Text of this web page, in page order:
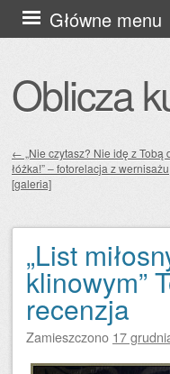
Oblicza
Główne menu
Przejdź
do
Zobacz wpisy
← „Nie czytasz? Nie idę z Tobą
łóżka!” – fotorelacja z wernisażu
[galeria]
„List
klinowym”
recenzja
Zamieszczono 17